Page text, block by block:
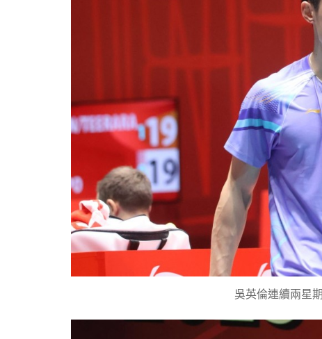
吳英倫連續兩星